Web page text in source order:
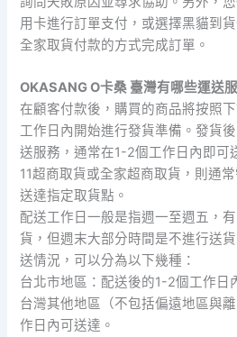
用卡進行訂單支付，或選擇黑貓到
全家取貨付款的方式完成訂單。
OKASANG O卡桑 臺灣有哪些運送
在顧客付款後，購買的商品將按照
工作日內開始進行發貨準備。發貨
送服務，通常在1-2個工作日內即可
11超商取貨或全家超商取貨，則通
送達指定取貨點。
配送工作日一般是指週一至週五，
貨，但週末大部分時間是不進行送
送情況，可以分為以下幾種：
台北市地區：配送後的1-2個工作日
台灣其他地區（不包括偏遠地區與
作日內可送達。